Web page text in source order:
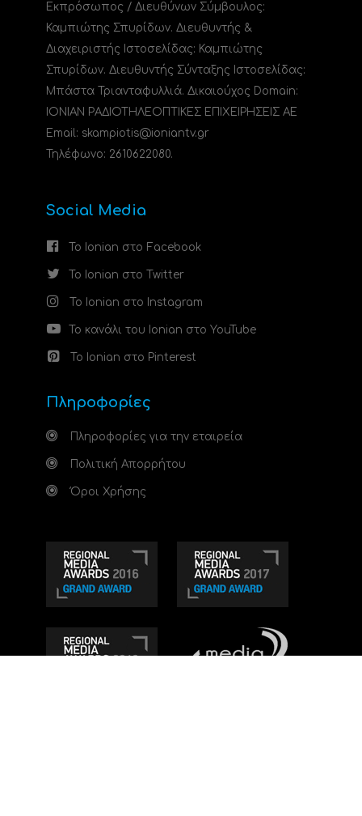
Εκπρόσωπος / Διευθύνων Σύμβουλος:
Καμπιώτης Σπυρίδων. Διευθυντής &
Διαχειριστής Ιστοσελίδας: Καμπιώτης
Σπυρίδων. Διευθυντής Σύνταξης Ιστοσελίδας:
Μπάστα Τριανταφυλλιά. Δικαιούχος Domain:
ΙΟΝΙΑΝ ΡΑΔΙΟΤΗΛΕΟΠΤΙΚΕΣ ΕΠΙΧΕΙΡΗΣΕΙΣ ΑΕ
Email: skampiotis@ioniantv.gr
Τηλέφωνο: 2610622080.
Social Media
Το Ionian στο Facebook
Το Ionian στο Twitter
Το Ionian στο Instagram
Το κανάλι του Ionian στο YouTube
Το Ionian στο Pinterest
Πληροφορίες
Πληροφορίες για την εταιρεία
Πολιτική Απορρήτου
Όροι Χρήσης